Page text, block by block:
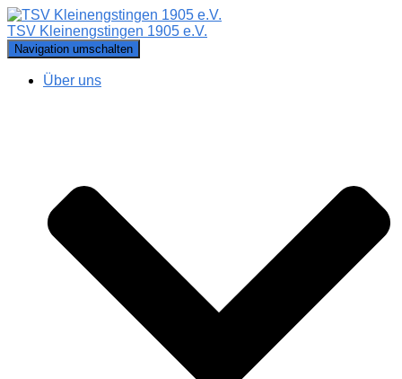
TSV Kleinengstingen 1905 e.V.
Navigation umschalten
Über uns